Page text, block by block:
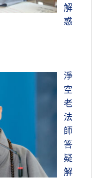
解
惑
淨
空
老
法
師
答
疑
解